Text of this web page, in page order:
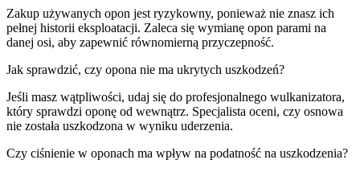
Zakup używanych opon jest ryzykowny, ponieważ nie znasz ich
pełnej historii eksploatacji. Zaleca się wymianę opon parami na
danej osi, aby zapewnić równomierną przyczepność.
Jak sprawdzić, czy opona nie ma ukrytych uszkodzeń?
Jeśli masz wątpliwości, udaj się do profesjonalnego wulkanizatora,
który sprawdzi oponę od wewnątrz. Specjalista oceni, czy osnowa
nie została uszkodzona w wyniku uderzenia.
Czy ciśnienie w oponach ma wpływ na podatność na uszkodzenia?